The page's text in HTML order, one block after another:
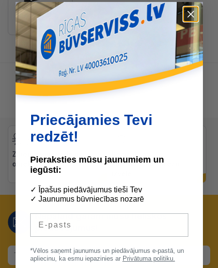
Pneimatiskie
naglotāji
Zibenīga piegāde uz
objektiem
konsultācijas preču
Nepalaid garām mūsu lieliskos
piedāvājumus!
Priecājamies Tevi
redzēt!
Pieraksties mūsu jaunumiem un
iegūsti:
✓ Īpašus piedāvājumus tieši Tev
✓ Jaunumus būvniecības nozarē
*Vēlos saņemt jaunumus un piedāvājumus e-pastā, un
apliecinu, ka esmu iepazinies ar Privātuma politiku.